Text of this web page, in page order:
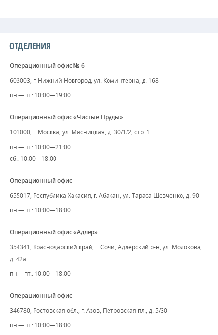
ОТДЕЛЕНИЯ
Операционный офис № 6
603003, г. Нижний Новгород, ул. Коминтерна, д. 168
пн.—пт.: 10:00—19:00
Операционный офис «Чистые Пруды»
101000, г. Москва, ул. Мясницкая, д. 30/1/2, стр. 1
пн.—пт.: 10:00—21:00
сб.: 10:00—18:00
Операционный офис
655017, Республика Хакасия, г. Абакан, ул. Тараса Шевченко, д. 90
пн.—пт.: 10:00—18:00
Операционный офис «Адлер»
354341, Краснодарский край, г. Сочи, Адлерский р-н, ул. Молокова,
д. 42а
пн.—пт.: 10:00—18:00
Операционный офис
346780, Ростовская обл., г. Азов, Петровская пл., д. 5/30
пн.—пт.: 10:00—18:00